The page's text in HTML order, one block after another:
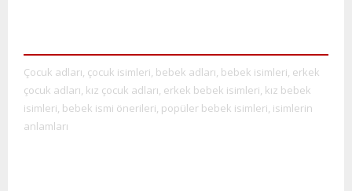
Çocuk adları, çocuk isimleri, bebek adları, bebek isimleri, erkek
çocuk adları, kız çocuk adları, erkek bebek isimleri, kız bebek
isimleri, bebek ismi önerileri, popüler bebek isimleri, isimlerin
anlamları